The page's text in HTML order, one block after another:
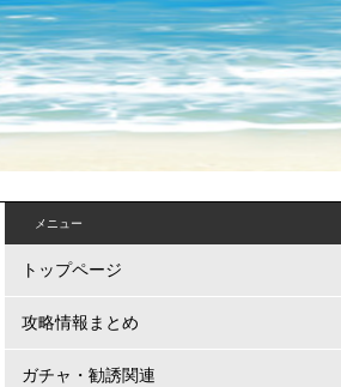
メニュー
トップページ
攻略情報まとめ
ガチャ・勧誘関連